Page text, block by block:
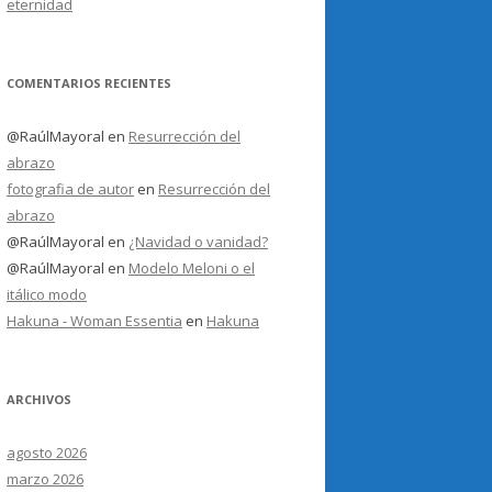
eternidad
COMENTARIOS RECIENTES
@RaúlMayoral en Resurrección del
abrazo
fotografia de autor en Resurrección del
abrazo
@RaúlMayoral en ¿Navidad o vanidad?
@RaúlMayoral en Modelo Meloni o el
itálico modo
Hakuna - Woman Essentia en Hakuna
ARCHIVOS
agosto 2026
marzo 2026